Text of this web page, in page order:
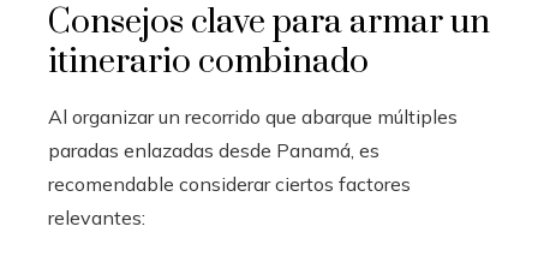
Consejos clave para armar un
itinerario combinado
Al organizar un recorrido que abarque múltiples
paradas enlazadas desde Panamá, es
recomendable considerar ciertos factores
relevantes: